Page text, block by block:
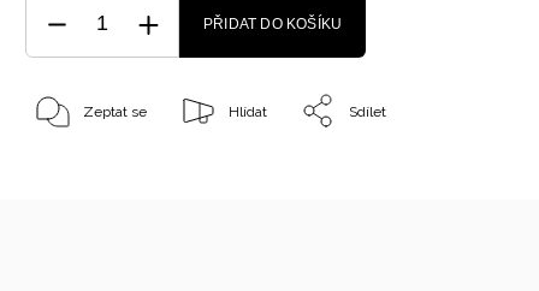
PŘIDAT DO KOŠÍKU
Zeptat se Hlídat Sdílet